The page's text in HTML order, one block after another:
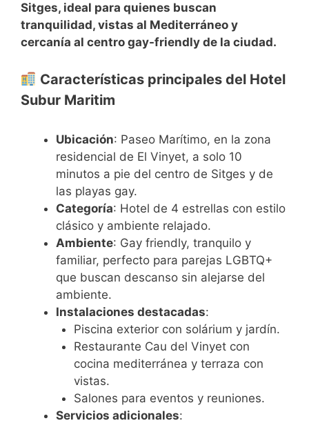
Sitges, ideal para quienes buscan
tranquilidad, vistas al Mediterráneo y
cercanía al centro gay-friendly de la ciudad.
Características principales del Hotel
Subur Maritim
Ubicación: Paseo Marítimo, en la zona
residencial de El Vinyet, a solo 10
minutos a pie del centro de Sitges y de
las playas gay.
Categoría: Hotel de 4 estrellas con estilo
clásico y ambiente relajado.
Ambiente: Gay friendly, tranquilo y
familiar, perfecto para parejas LGBTQ+
que buscan descanso sin alejarse del
ambiente.
Instalaciones destacadas:
Piscina exterior con solárium y jardín.
Restaurante Cau del Vinyet con
cocina mediterránea y terraza con
vistas.
Salones para eventos y reuniones.
Servicios adicionales: